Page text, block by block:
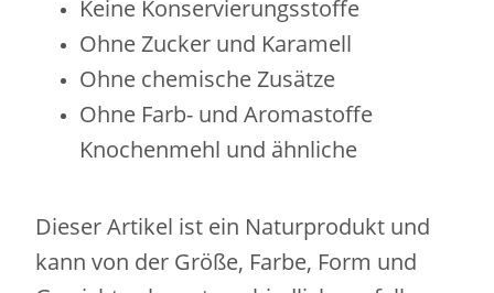
Keine Konservierungsstoffe
Ohne Zucker und Karamell
Ohne chemische Zusätze
Ohne Farb- und Aromastoffe
Knochenmehl und ähnliche
Dieser Artikel ist ein Naturprodukt und
kann von der Größe, Farbe, Form und